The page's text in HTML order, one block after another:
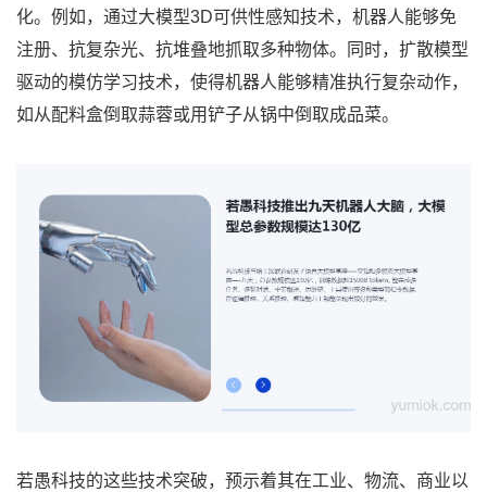
化。例如，通过大模型3D可供性感知技术，机器人能够免
注册、抗复杂光、抗堆叠地抓取多种物体。同时，扩散模型
驱动的模仿学习技术，使得机器人能够精准执行复杂动作，
如从配料盒倒取蒜蓉或用铲子从锅中倒取成品菜。
若愚科技的这些技术突破，预示着其在工业、物流、商业以